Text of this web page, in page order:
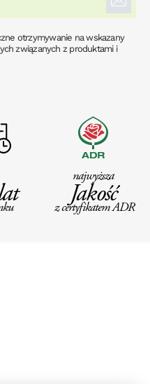
otrzymywanie na wskazany
związanych z produktami i
najwyższa
Jakość
z certyfikatem ADR